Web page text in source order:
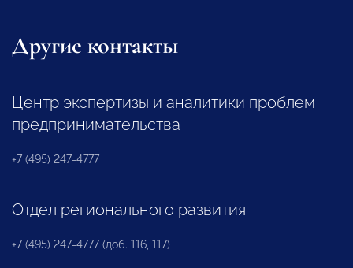
Другие контакты
Центр экспертизы и аналитики проблем
предпринимательства
+7 (495) 247-4777
Отдел регионального развития
+7 (495) 247-4777 (доб. 116, 117)